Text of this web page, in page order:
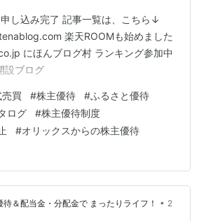
し込み完了 記事一覧は、こちら↓
楽天ROOMも始めました
にほんブログ村 ランキング参加中
設ブログ
買 #株主優待 #ふるさと優待
ログ #株主優待制度
#オリックスからの株主優待
＆配当金・分配金で まったりライフ！ • 2